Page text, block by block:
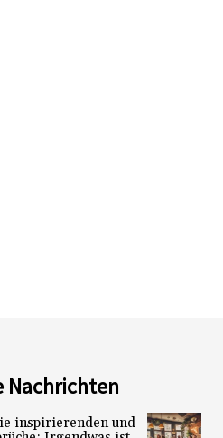
Nachrichten
inspirierenden und